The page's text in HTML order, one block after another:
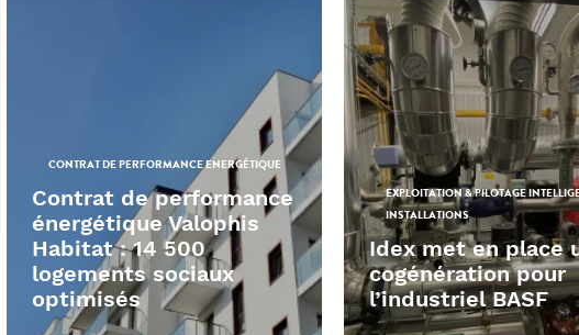
CONTRAT DE PERFORMANCE ENERGÉTIQUE
Contrat de performance
énergétique Valophis
Habitat : 14 500
logements sociaux
optimisés
EXPLOITATION & PILOTAGE
INSTALLATIONS
Idex met en place
cogénération pour
l’industriel BASF